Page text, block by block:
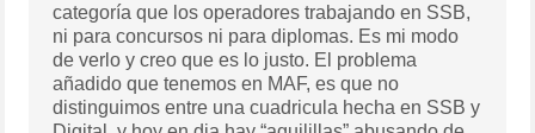
categoría que los operadores trabajando en SSB,
ni para concursos ni para diplomas. Es mi modo
de verlo y creo que es lo justo. El problema
añadido que tenemos en MAF, es que no
distinguimos entre una cuadricula hecha en SSB y